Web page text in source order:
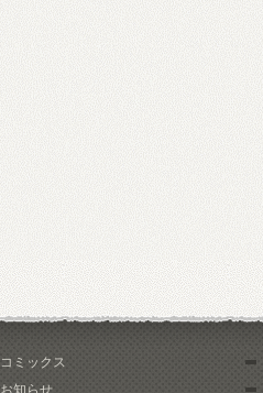
コミックス
お知らせ